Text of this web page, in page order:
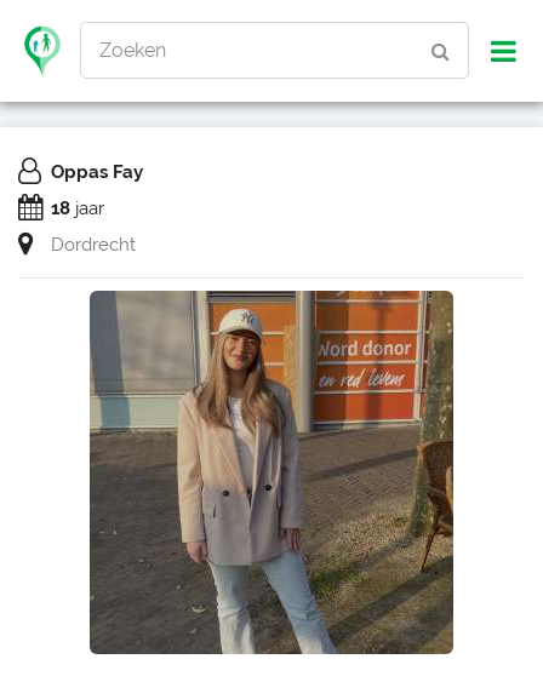
Zoeken
Oppas Fay
18 jaar
Dordrecht